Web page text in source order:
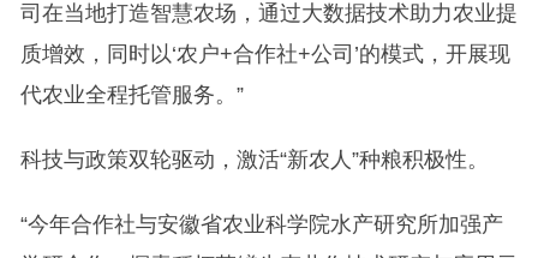
司在当地打造智慧农场，通过大数据技术助力农业提
质增效，同时以‘农户+合作社+公司’的模式，开展现
代农业全程托管服务。”
科技与政策双轮驱动，激活“新农人”种粮积极性。
“今年合作社与安徽省农业科学院水产研究所加强产